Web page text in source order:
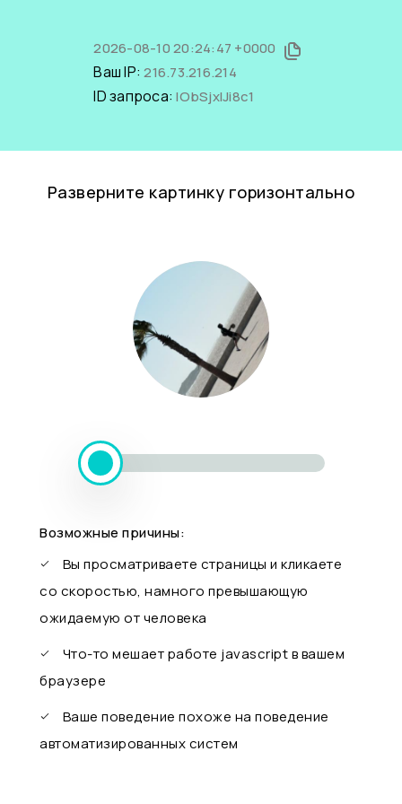
2026-08-10 20:24:47 +0000
Ваш IP:216.73.216.214
ID запроса:lObSjxlJi8c1
Разверните картинку горизонтально
Возможные причины:
Вы просматриваете страницы и кликаете
со скоростью, намного превышающую
ожидаемую от человека
Что-то мешает работе javascript в вашем
браузере
Ваше поведение похоже на поведение
автоматизированных систем